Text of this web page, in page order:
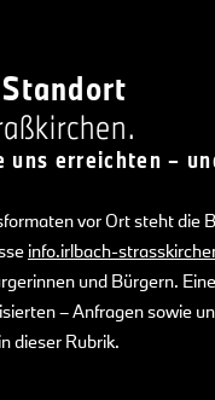
uns erreichten –
vor Ort steht die
info.irlbach-
und Bürgern.
– Anfragen sowie
dieser Rubrik.